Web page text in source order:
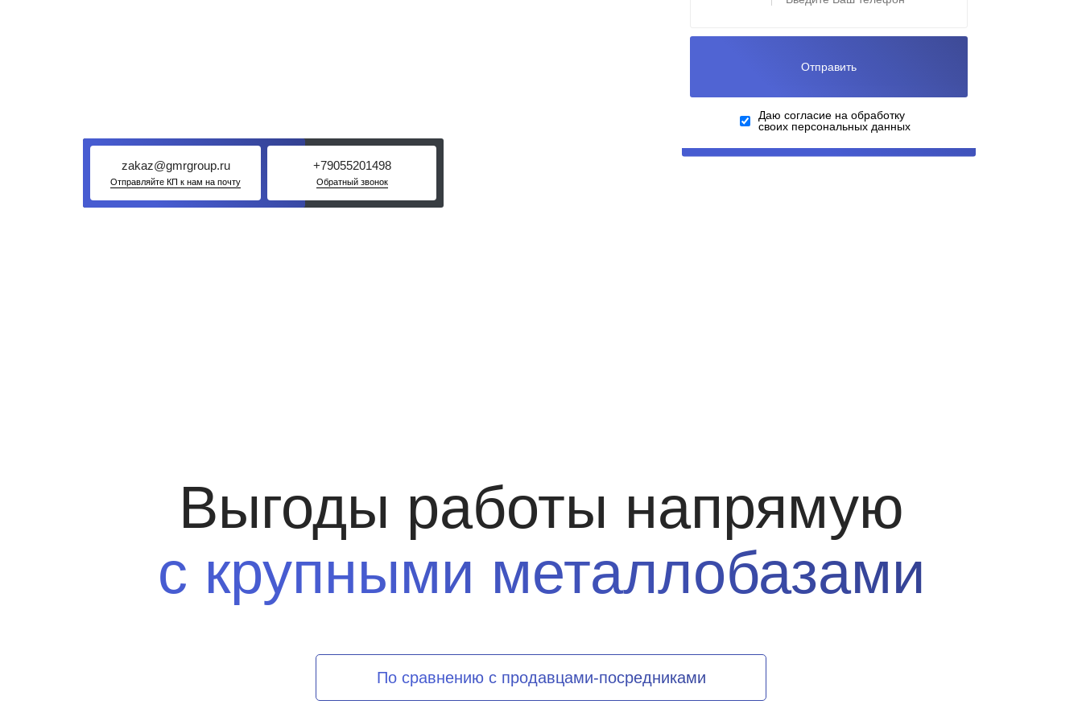
zakaz@gmrgroup.ru
Отправляйте КП к нам на почту
+79055201498
Обратный звонок
Даю согласие на обработку
своих персональных данных
Выгоды работы напрямую
с крупными металлобазами
По сравнению с продавцами-посредниками